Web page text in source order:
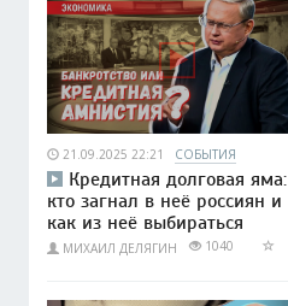
21.09.2025 22:21 СОБЫТИЯ
Кредитная долговая яма:
кто загнал в неё россиян и
как из неё выбираться
МИХАИЛ ДЕЛЯГИН 1040